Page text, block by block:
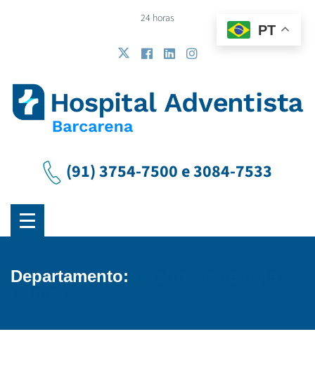
24 horas
(91) 3754-7500 e 3084-7533
Departamento:
PT